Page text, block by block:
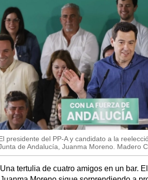
MásQueMercados
JuicioExprés
INVESTIGACIÓN
INTERNACIONAL
OPINIÓN
MUNICIPIOS
presidente del PP-A y candidato a la
de Andalucía, Juanma Moreno. Madero
Una tertulia de cuatro amigos en un bar.